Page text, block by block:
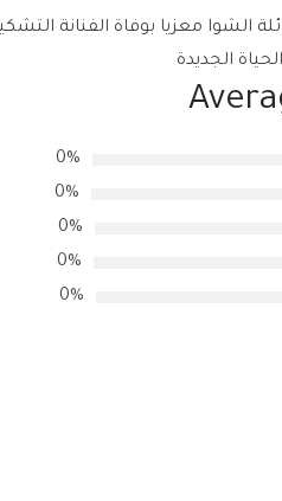
الشوا معزيا بوفاة الفنانة
الجديدة
0%
0%
0%
0%
0%